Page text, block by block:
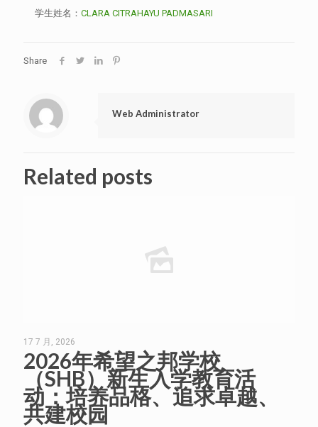
学生姓名： CLARA CITRAHAYU PADMASARI
Share
Web Administrator
Related posts
17 7 月, 2026
2026年希望之邦学校
（SHB）新生入学教育活
动：培养品格、追求卓越、
共建校园